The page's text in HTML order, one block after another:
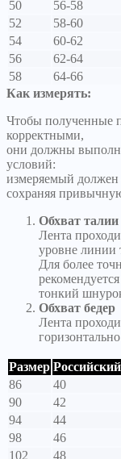
50 56-58
52
58-60
54
60-62
56
62-64
58
64-66
Как измерять:
Чтобы полученные
корректными,
они должны
условий:
измеряемый должен
сохраняя
Обхват талии
Лента
уровне линии
Для более
тонкий
Обхват бедер
Лента
Размер
86
40
90
42
94
44
98
46
102
48